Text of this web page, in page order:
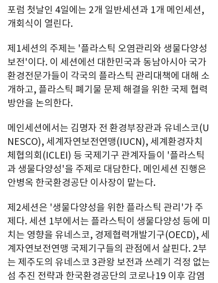
포럼 첫날인 4일에는 2개 일반세션과 1개 메인세션,
개회식이 열린다.
제1세션의 주제는 '플라스틱 오염관리와 생물다양성
보전'이다. 이 세션에선 대한민국과 동남아시아 국가
환경전문가들이 각국의 플라스틱 관리대책에 대해 소
개하고, 플라스틱 폐기물 문제 해결을 위한 국제 협력
방안을 논의한다.
메인세션에서는 김명자 전 환경부장관과 유네스코(U
NESCO), 세계자연보전연맹(IUCN), 세계환경자치
체협의회(ICLEI) 등 국제기구 관계자들이 '플라스틱
과 생물다양성'을 주제로 대담한다. 메인세션 진행은
안병옥 한국환경공단 이사장이 맡는다.
제2세션은 '생물다양성을 위한 플라스틱 관리'가 주
제다. 세션 1부에서는 플라스틱이 생물다양성 등에 미
치는 영향을 유네스코, 경제협력개발기구(OECD), 세
계자연보전연맹 국제기구들의 관점에서 살핀다. 2부
는 제주도의 유네스코 3관왕 보전과 쓰레기 걱정 없는
섬 추진 전략과 한국환경공단의 코로나19 이후 감염